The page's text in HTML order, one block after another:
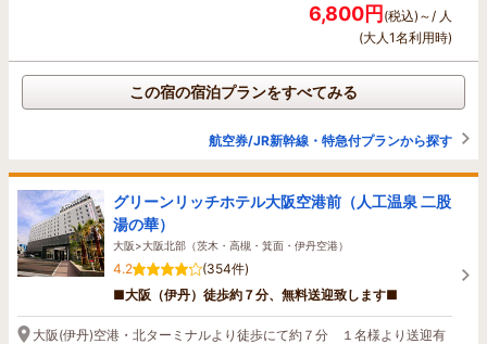
6,800円(税込)～/ 人
(大人1名利用時)
この宿の宿泊プランをすべてみる
航空券/JR新幹線・特急付プランから探す
グリーンリッチホテル大阪空港前（人工温泉 二股
湯の華）
大阪>大阪北部（茨木・高槻・箕面・伊丹空港）
4.2
(354件)
■大阪（伊丹）徒歩約７分、無料送迎致します■
大阪(伊丹)空港・北ターミナルより徒歩にて約７分 １名様より送迎有